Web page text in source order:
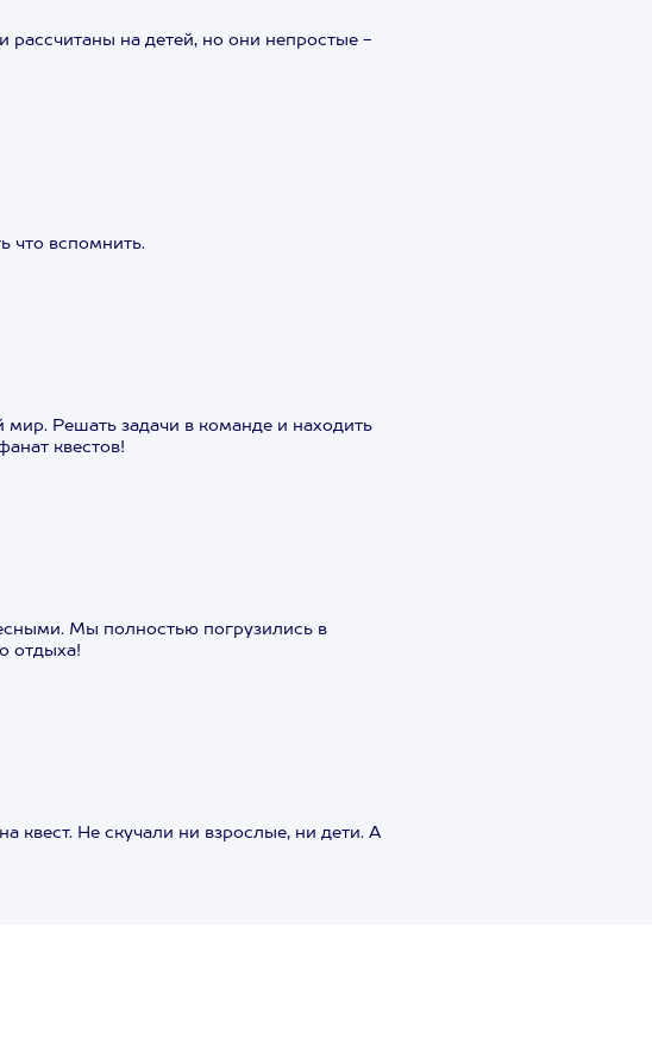
рассчитаны на детей, но они непростые -
что вспомнить.
Решать задачи в команде и находить
квестов!
Мы полностью погрузились в
отдыха!
квест. Не скучали ни взрослые, ни дети. А